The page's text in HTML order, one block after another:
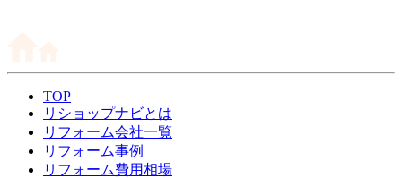
TOP
リショップナビとは
リフォーム会社一覧
リフォーム事例
リフォーム費用相場